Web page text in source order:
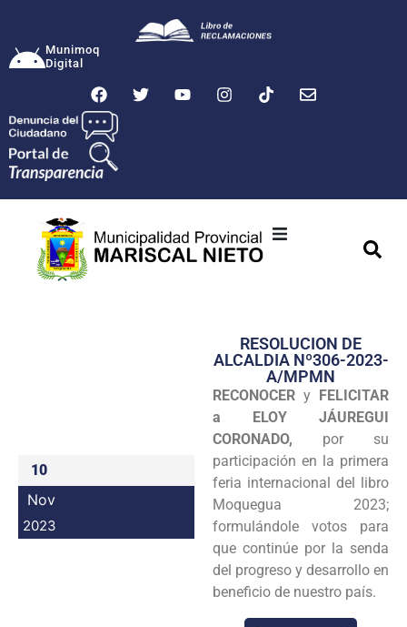
Munimoq
Digital
Transparencia
Seguridad
Programas
Intranet
10
Nov
2023
RESOLUCION DE
ALCALDIA Nº306-2023-
A/MPMN
RECONOCER y FELICITAR
a ELOY JÁUREGUI
CORONADO, por su
participación en la primera
feria internacional del libro
Moquegua 2023;
formulándole votos para
que continúe por la senda
del progreso y desarrollo en
beneficio de nuestro país.